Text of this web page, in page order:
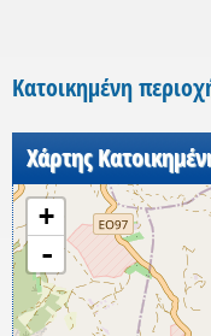
Κατοικημένη
Χάρτης
+
-